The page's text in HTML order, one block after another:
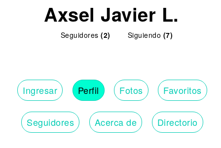
Axsel Javier L.
Seguidores (2) Siguiendo (7)
Ingresar Perfil Fotos Favoritos
Seguidores Acerca de Directorio